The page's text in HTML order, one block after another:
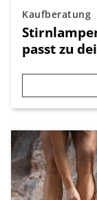
Kaufberatung
passt zu